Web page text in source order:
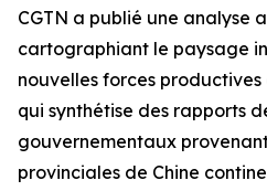
CGTN a publié une analyse
cartographiant le paysage
nouvelles forces
qui synthétise des rapports
gouvernementaux
provinciales de Chine